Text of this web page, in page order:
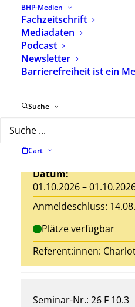
BHP-Medien
Fachzeitschrift
Mediadaten
Podcast
Newsletter
Barrierefreiheit ist ein
Suche
Cart
Seminar-Nr.: 26 E 11
Jedes Kind ist
Heilpädagogische
einer
Ort: Ausbildungshotel
Datum:
01.10.2026 –
Anmeldeschluss:
Plätze verfügbar
Referent:innen:
Seminar-Nr.: 26 F 10.3